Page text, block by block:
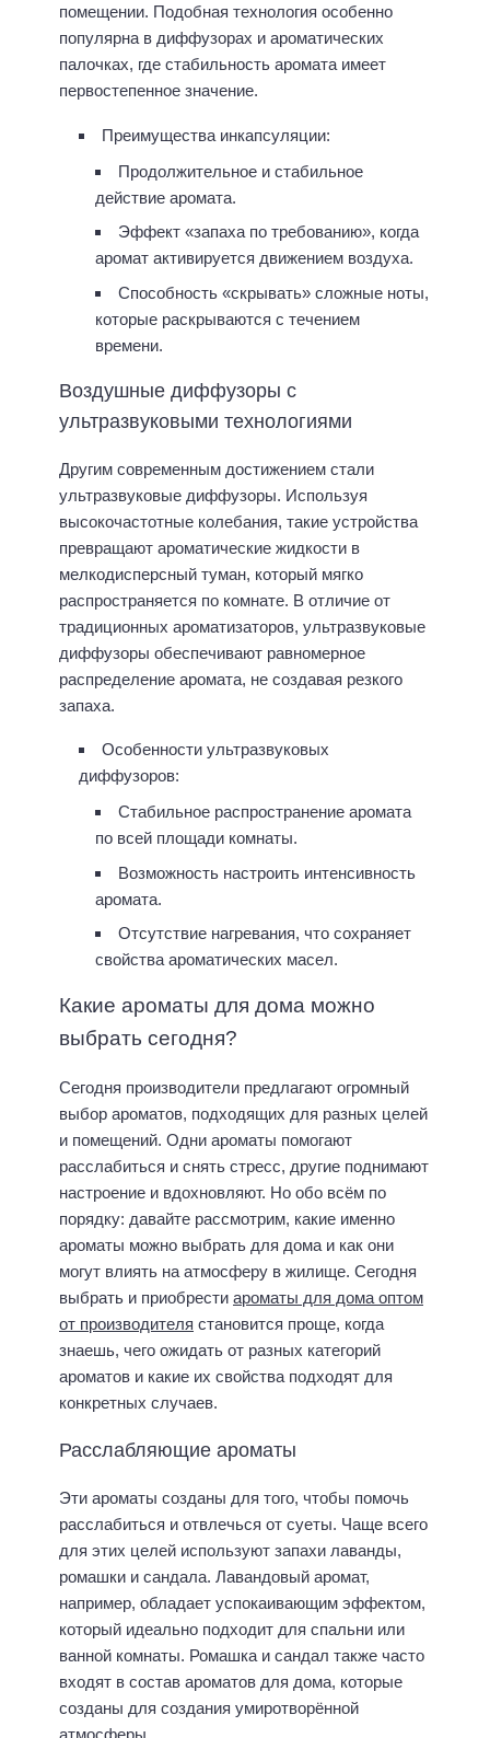
помещении. Подобная технология особенно
популярна в диффузорах и ароматических
палочках, где стабильность аромата имеет
первостепенное значение.
Преимущества инкапсуляции:
Продолжительное и стабильное
действие аромата.
Эффект «запаха по требованию», когда
аромат активируется движением воздуха.
Способность «скрывать» сложные ноты,
которые раскрываются с течением
времени.
Воздушные диффузоры с
ультразвуковыми технологиями
Другим современным достижением стали
ультразвуковые диффузоры. Используя
высокочастотные колебания, такие устройства
превращают ароматические жидкости в
мелкодисперсный туман, который мягко
распространяется по комнате. В отличие от
традиционных ароматизаторов, ультразвуковые
диффузоры обеспечивают равномерное
распределение аромата, не создавая резкого
запаха.
Особенности ультразвуковых
диффузоров:
Стабильное распространение аромата
по всей площади комнаты.
Возможность настроить интенсивность
аромата.
Отсутствие нагревания, что сохраняет
свойства ароматических масел.
Какие ароматы для дома можно
выбрать сегодня?
Сегодня производители предлагают огромный
выбор ароматов, подходящих для разных целей
и помещений. Одни ароматы помогают
расслабиться и снять стресс, другие поднимают
настроение и вдохновляют. Но обо всём по
порядку: давайте рассмотрим, какие именно
ароматы можно выбрать для дома и как они
могут влиять на атмосферу в жилище. Сегодня
выбрать и приобрести ароматы для дома оптом
от производителя становится проще, когда
знаешь, чего ожидать от разных категорий
ароматов и какие их свойства подходят для
конкретных случаев.
Расслабляющие ароматы
Эти ароматы созданы для того, чтобы помочь
расслабиться и отвлечься от суеты. Чаще всего
для этих целей используют запахи лаванды,
ромашки и сандала. Лавандовый аромат,
например, обладает успокаивающим эффектом,
который идеально подходит для спальни или
ванной комнаты. Ромашка и сандал также часто
входят в состав ароматов для дома, которые
созданы для создания умиротворённой
атмосферы.